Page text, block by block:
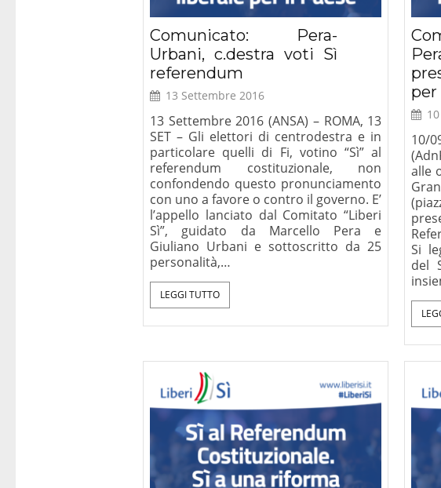
Comunicato: Pera-
Urbani, c.destra voti Sì
referendum
13 Settembre 2016
13 Settembre 2016 (ANSA) – ROMA, 13
SET – Gli elettori di centrodestra e in
particolare quelli di Fi, votino “Sì” al
referendum costituzionale, non
confondendo questo pronunciamento
con uno a favore o contro il governo. E’
l’appello lanciato dal Comitato “Liberi
Sì”, guidato da Marcello Pera e
Giuliano Urbani e sottoscritto da 25
personalità,…
LEGGI TUTTO
per
10/
alle
Si
del
Perché dobbiamo dirci
cristiani, con una Lettera-